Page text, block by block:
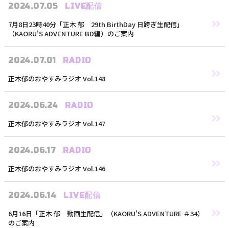
2024.07.05 LIVE配信
7月8日23時40分「正木 郁 29th BirthDay 日跨ぎ生配信」
（KAORU'S ADVENTURE BD編）のご案内
2024.07.01 RADIO
正木郁のおやすみラジオ Vol.148
2024.06.24 RADIO
正木郁のおやすみラジオ Vol.147
2024.06.17 RADIO
正木郁のおやすみラジオ Vol.146
2024.06.14 LIVE配信
6月16日「正木 郁 動画生配信」（KAORU'S ADVENTURE ＃34）
のご案内